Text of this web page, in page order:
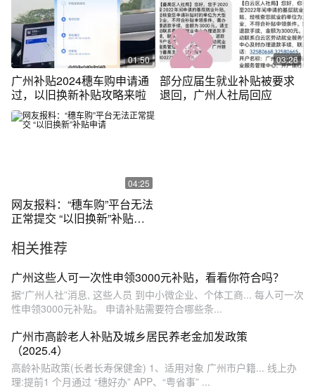
01:50
广州补贴2024穗车购申请通
过，以旧换新补贴攻略来啦
03:26
部分应届生就业补贴被要求
退回，广州人社局回应
04:25
网友报料：“穗车购”平台无法
正常提交 “以旧换新”补贴申
相关推荐
广州这些人可一次性申领3000元补贴，看看你符合吗？
据“广州人社”消息, 这些人员 到中小微企业、个体工商... 每人可一次
性申领3000元补贴。 申请补贴需要符合哪些条...
广州市高龄老人补贴及城乡居民养老金加发政策
（2025.4）
高龄补贴政策(长者长寿保健金) 1、适用对象 广州市户籍... 线上办
理:提前1 个月通过 “穗好办” APP、“粤省事” ...